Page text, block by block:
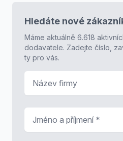
Hledáte nové
Máme aktuálně 6.618
dodavatele. Zadejte číslo,
ty pro vás.